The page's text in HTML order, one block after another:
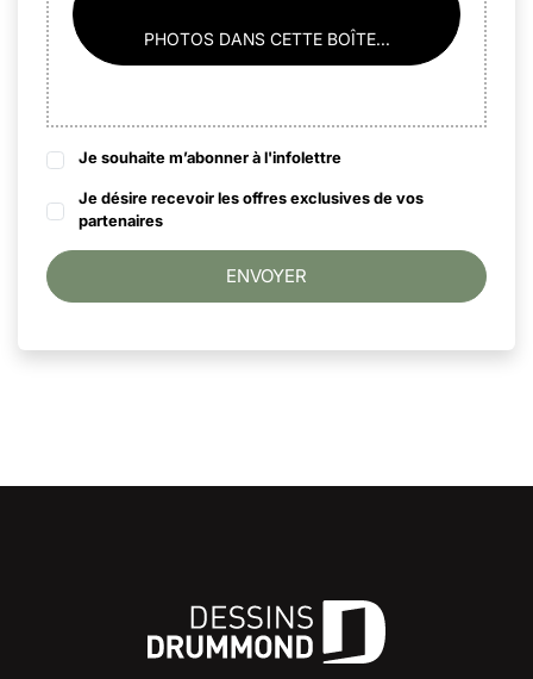
PHOTOS DANS CETTE BOÎTE...
Je souhaite m’abonner à l'infolettre
Je désire recevoir les offres exclusives de vos
partenaires
ENVOYER